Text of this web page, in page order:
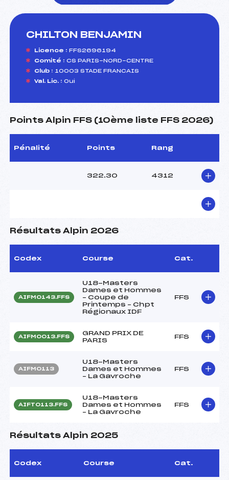
CHILTON BENJAMIN
Licence : FFS2696194
Comité : CS PARIS-NORD-CENTRE
Club : 10003 STADE FRANCAIS
Val. Lic. : Oui
Points Alpin FFS (10ème liste FFS 2026)
Pénalité Points Rang
322.30 4312
Résultats Alpin 2026
Codex Course Cat.
AIFM0143.FFS
U18-Masters
Dames et Hommes
– Coupe de
Printemps – Chpt
Régionaux IDF
FFS
AIFM0013.FFS
GRAND PRIX DE
PARIS
FFS
AIFM0113
U18-Masters
Dames et Hommes
– La Gavroche
FFS
AIFT0113.FFS
U18-Masters
Dames et Hommes
– La Gavroche
FFS
Résultats Alpin 2025
Codex Course Cat.